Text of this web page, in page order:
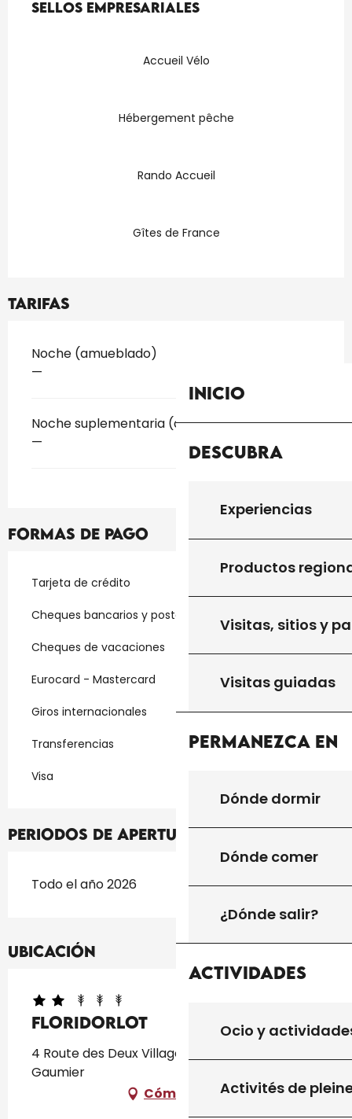
Inicio
Descubra
Experiencias
Productos
Visitas, sitios y
Visitas guiadas
Permanezca en
Dónde dormir
Dónde comer
¿Dónde salir?
Actividades
Ocio y
Activités de
Sellos empresariales
Sellos empresariales
Accueil Vélo
Hébergement pêche
Rando Accueil
Gîtes de France
Tarifas
Tarifas 2026
Noche (amueblado)
—
Noche suplementaria (amueblado)
—
Formas de pago
Tarjeta de crédito
Cheques bancarios y postales
Cheques de vacaciones
Eurocard - Mastercard
Giros internacionales
Transferencias
Visa
Periodos de apertura
Todo el año 2026
Ubicación
FLORIDORLOT
4 Route des Deux Villages, 24250 Florimont-
Gaumier
Cómo llegar